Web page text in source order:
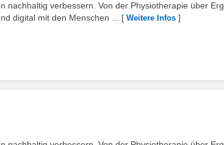
nachhaltig verbessern. Von der Physiotherapie über
digital mit den Menschen ...
[ Weitere Infos ]